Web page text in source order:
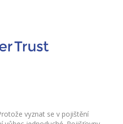
vyznat se v pojištění